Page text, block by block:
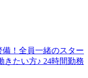
備！全員一緒のスター
たい方♪ 24時間勤務